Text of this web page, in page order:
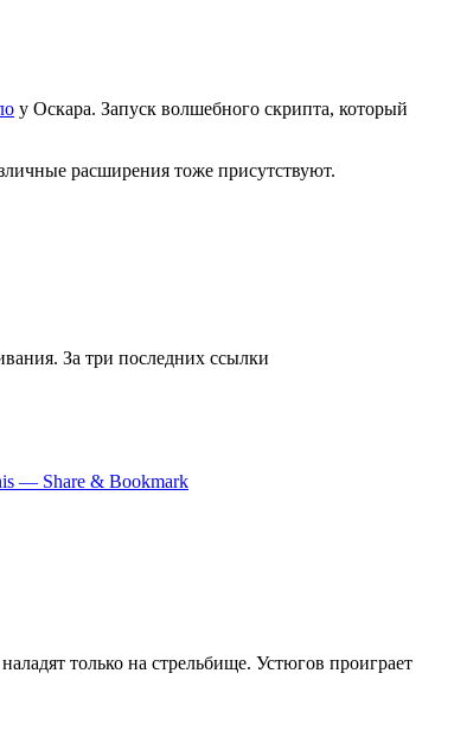
у Оскара. Запуск волшебного скрипта, который
расширения тоже присутствуют.
За три последних ссылки
— Share & Bookmark
только на стрельбище. Устюгов проиграет